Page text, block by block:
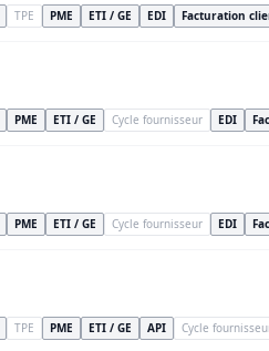
TPE PME ETI / GE EDI Facturation
PME ETI / GE Cycle fournisseur EDI
PME ETI / GE Cycle fournisseur EDI
TPE PME ETI / GE API Cycle